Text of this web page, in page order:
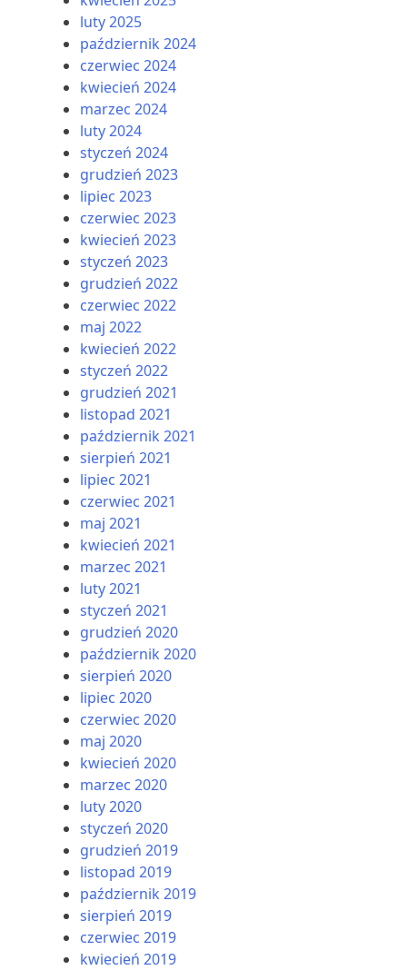
PROMOCJE
STREFA
PASAŻERA
luty 2025
październik 2024
czerwiec 2024
kwiecień 2024
marzec 2024
luty 2024
styczeń 2024
grudzień 2023
lipiec 2023
czerwiec 2023
kwiecień 2023
styczeń 2023
grudzień 2022
czerwiec 2022
maj 2022
kwiecień 2022
styczeń 2022
grudzień 2021
listopad 2021
październik 2021
sierpień 2021
lipiec 2021
czerwiec 2021
maj 2021
kwiecień 2021
marzec 2021
luty 2021
styczeń 2021
grudzień 2020
październik 2020
sierpień 2020
lipiec 2020
czerwiec 2020
maj 2020
kwiecień 2020
marzec 2020
luty 2020
styczeń 2020
grudzień 2019
listopad 2019
październik 2019
sierpień 2019
czerwiec 2019
kwiecień 2019